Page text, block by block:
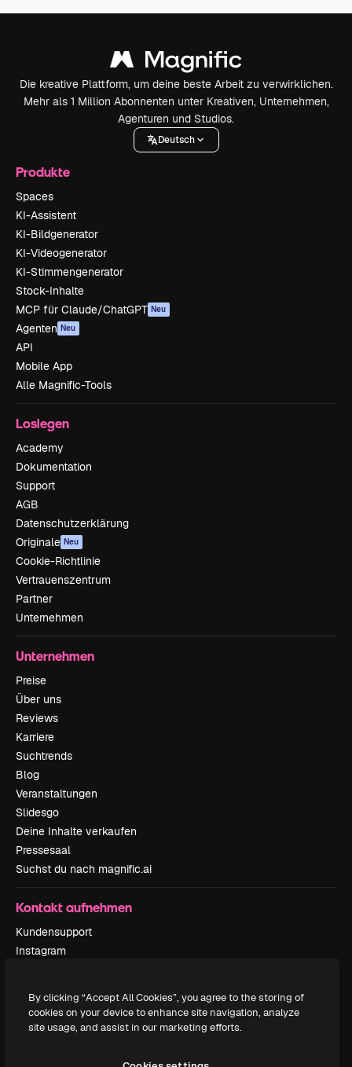
Die kreative Plattform, um deine beste Arbeit zu verwirklichen.
Mehr als 1 Million Abonnenten unter Kreativen, Unternehmen,
Agenturen und Studios.
Deutsch
Produkte
Spaces
KI-Assistent
KI-Bildgenerator
KI-Videogenerator
KI-Stimmengenerator
Stock-Inhalte
MCP für Claude/ChatGPT Neu
Agenten Neu
API
Mobile App
Alle Magnific-Tools
Loslegen
Academy
Dokumentation
Support
AGB
Datenschutzerklärung
Originale Neu
Cookie-Richtlinie
Vertrauenszentrum
Partner
Unternehmen
Unternehmen
Preise
Über uns
Reviews
Karriere
Suchtrends
Blog
Veranstaltungen
Slidesgo
Deine Inhalte verkaufen
Pressesaal
Suchst du nach magnific.ai
Kontakt aufnehmen
Kundensupport
Instagram
TikTok
Discord
By clicking “Accept All Cookies”, you agree to the storing of
cookies on your device to enhance site navigation, analyze
site usage, and assist in our marketing efforts.